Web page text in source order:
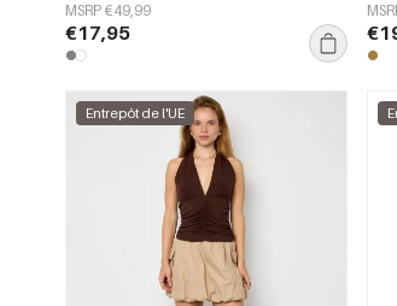
MSRP €49,99
€17,95
Entrepôt de l'UE